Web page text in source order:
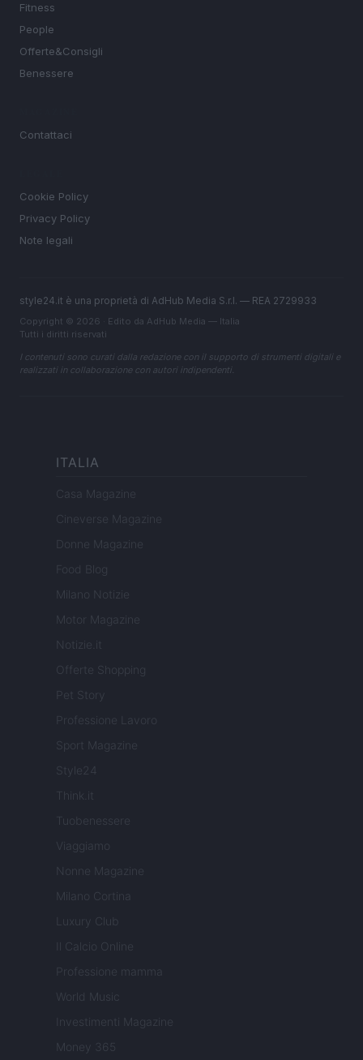
Fitness
People
Offerte&Consigli
Benessere
Contattaci
Cookie Policy
Privacy Policy
Note legali
style24.it è una proprietà di AdHub Media S.r.l. — REA 2729933
Copyright © 2026 · Edito da AdHub Media — Italia
Tutti i diritti riservati
I contenuti sono curati dalla redazione con il supporto di strumenti digitali e
realizzati in collaborazione con autori indipendenti.
ITALIA
Casa Magazine
Cineverse Magazine
Donne Magazine
Food Blog
Milano Notizie
Motor Magazine
Notizie.it
Offerte Shopping
Pet Story
Professione Lavoro
Sport Magazine
Style24
Think.it
Tuobenessere
Viaggiamo
Nonne Magazine
Milano Cortina
Luxury Club
Il Calcio Online
Professione mamma
World Music
Investimenti Magazine
Money 365